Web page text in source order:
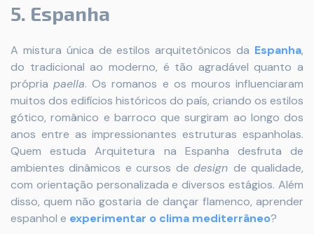
5. Espanha
A mistura única de estilos arquitetônicos da Espanha,
do tradicional ao moderno, é tão agradável quanto a
própriapaella. Os romanos e os mouros influenciaram
muitos dos edifícios históricos do país, criando os estilos
gótico, românico e barroco que surgiram ao longo dos
anos entre as impressionantes estruturas espanholas.
Quem estuda Arquitetura na Espanha desfruta de
ambientes dinâmicos e cursos dedesign de qualidade,
com orientação personalizada e diversos estágios. Além
disso, quem não gostaria de dançar flamenco, aprender
espanhol e experimentar o clima mediterrâneo?